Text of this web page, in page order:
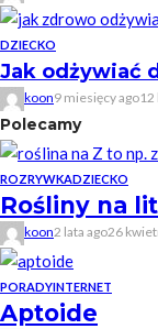
DZIECKO
Jak odżywiać
koon9 miesięcy ago
Polecamy
ROZRYWKADZIECKO
Rośliny na
koon2 lata ago26
PORADYINTERNET
Aptoide